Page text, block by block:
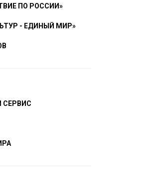
ПО РОССИИ»
- ЕДИНЫЙ МИР»
СЕРВИС